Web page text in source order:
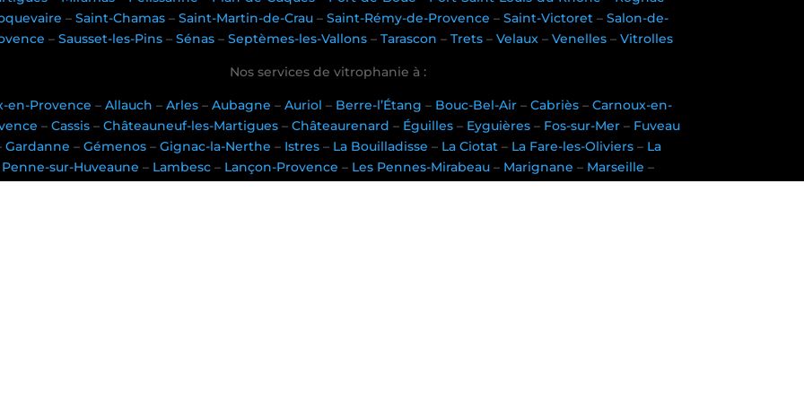
– Saint-Chamas– Saint-Martin-de-Crau– Saint-Rémy-de-Provence – Saint-Victoret– Salon-de-
–Sausset-les-Pins –Sénas –Septèmes-les-Vallons –Tarascon –Trets –Velaux –Venelles –Vitrolles
Nos services de vitrophanie à :
en-Provence –Allauch –Arles –Aubagne –Auriol – Berre-l’Étang – Bouc-Bel-Air –Cabriès –Carnoux-en-
–Cassis –Châteauneuf-les-Martigues –Châteaurenard – Éguilles – Eyguières – Fos-sur-Mer – Fuveau
Gardanne – Gémenos– Gignac-la-Nerthe – Istres– La Bouilladisse – La Ciotat– La Fare-les-Oliviers– La
Penne-sur-Huveaune – Lambesc – Lançon-Provence – Les Pennes-Mirabeau – Marignane – Marseille –